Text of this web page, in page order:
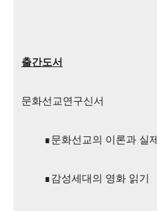
출간도서
문화선교연구신서
∎문화선교의 이론과 실제
∎감성세대의 영화 읽기